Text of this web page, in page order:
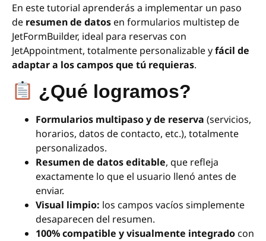
En este tutorial aprenderás a implementar un paso
de resumen de datos en formularios multistep de
JetFormBuilder, ideal para reservas con
JetAppointment, totalmente personalizable yfácil de
adaptar a los campos que tú requieras.
¿Qué logramos?
Formularios multipaso y de reserva (servicios,
horarios, datos de contacto, etc.), totalmente
personalizados.
Resumen de datos editable, que refleja
exactamente lo que el usuario llenó antes de
enviar.
Visual limpio: los campos vacíos simplemente
desaparecen del resumen.
100% compatible y visualmente integrado con